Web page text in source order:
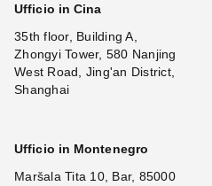
Ufficio in Cina
35th floor, Building A,
Zhongyi Tower, 580 Nanjing
West Road, Jing'an District,
Shanghai
Ufficio in Montenegro
Maršala Tita 10, Bar, 85000